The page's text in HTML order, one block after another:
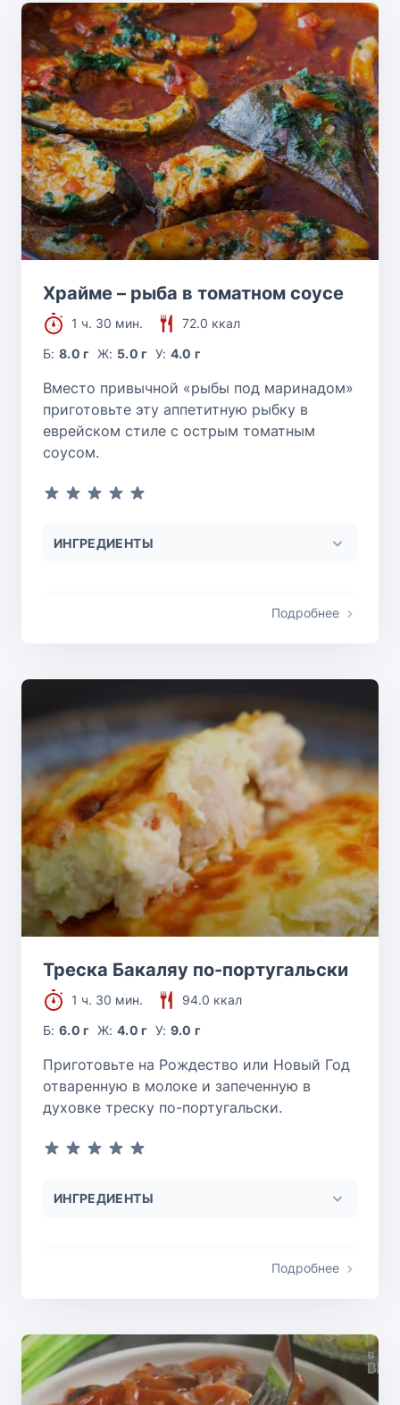
Храйме – рыба в томатном соусе
1 ч. 30 мин.
72.0 ккал
Б:8.0 г Ж: 5.0 г У: 4.0 г
Вместо привычной «рыбы под маринадом»
приготовьте эту аппетитную рыбку в
еврейском стиле с острым томатным
соусом.
ИНГРЕДИЕНТЫ
Подробнее
Треска Бакаляу по-португальски
1 ч. 30 мин.
94.0 ккал
Б:6.0 г Ж: 4.0 г У: 9.0 г
Приготовьте на Рождество или Новый Год
отваренную в молоке и запеченную в
духовке треску по-португальски.
ИНГРЕДИЕНТЫ
Подробнее